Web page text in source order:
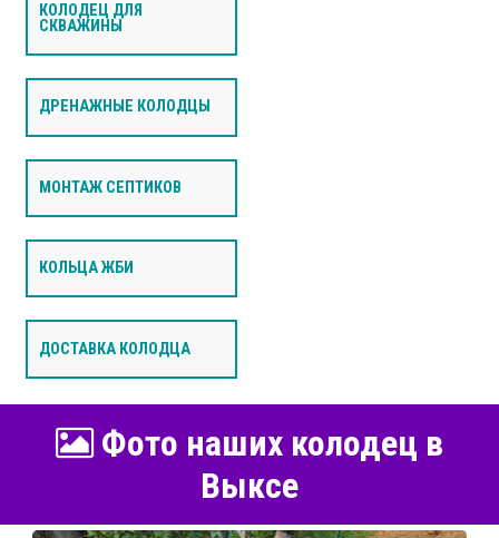
КОЛОДЕЦ ДЛЯ
СКВАЖИНЫ
ДРЕНАЖНЫЕ КОЛОДЦЫ
МОНТАЖ СЕПТИКОВ
КОЛЬЦА ЖБИ
ДОСТАВКА КОЛОДЦА
Фото наших колодец в
Выксе